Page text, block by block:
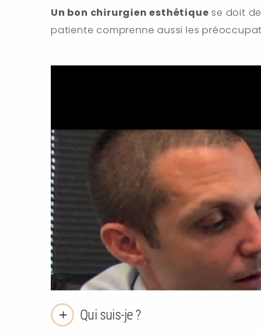
Un bon chirurgien esthétique se doit
patiente comprenne aussi les
Qui suis-je ?